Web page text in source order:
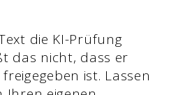
die KI-Prüfung
das nicht, dass er
ist. Lassen